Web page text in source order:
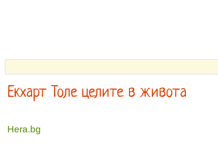
Екхарт Толе целите в живота
Hera.bg